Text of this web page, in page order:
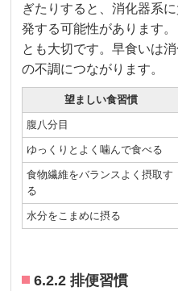
ぎたりすると、消化器系
発する可能性があります
とも大切です。早食いは
の不調につながります。
望ましい食習慣
腹八分目
ゆっくりとよく噛んで食べる
食物繊維をバランスよく摂取す
る
水分をこまめに摂る
6.2.2 排便習慣